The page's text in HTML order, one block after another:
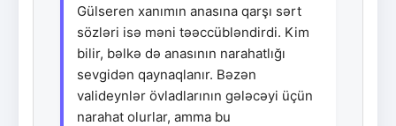
Gülseren xanımın anasına qarşı sərt
sözləri isə məni təəccübləndirdi. Kim
bilir, bəlkə də anasının narahatlığı
sevgidən qaynaqlanır. Bəzən
valideynlər övladlarının gələcəyi üçün
narahat olurlar, amma bu